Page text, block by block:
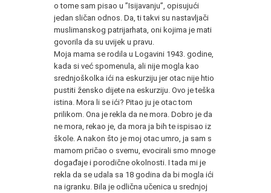
o tome sam pisao u ”Isijavanju”, opisujući
jedan sličan odnos. Da, ti takvi su nastavljači
muslimanskog patrijarhata, oni kojima je mati
govorila da su uvijek u pravu.
Moja mama se rodila u Logavini 1943. godine,
kada si već spomenula, ali nije mogla kao
srednjoškolka ići na eskurziju jer otac nije htio
pustiti žensko dijete na eskurziju. Ovo je teška
istina. Mora li se ići? Pitao ju je otac tom
prilikom. Ona je rekla da ne mora. Dobro je da
ne mora, rekao je, da mora ja bih te ispisao iz
škole. A nakon što je moj otac umro, ja sam s
mamom pričao o svemu, evocirali smo mnoge
događaje i porodične okolnosti. I tada mi je
rekla da se udala sa 18 godina da bi mogla ići
na igranku. Bila je odlična učenica u srednjoj